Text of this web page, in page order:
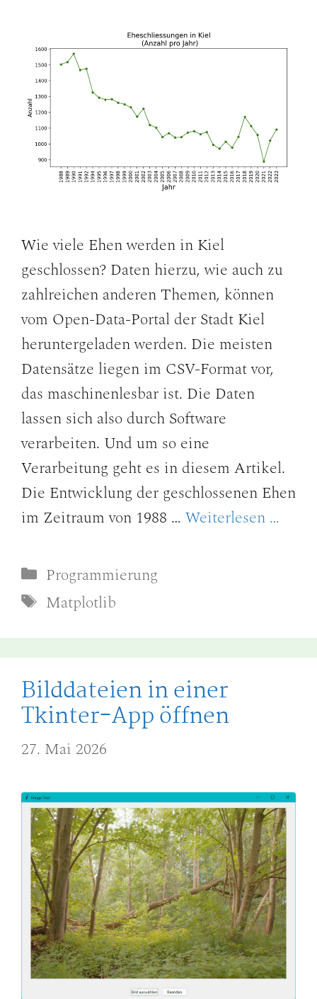
Wie viele Ehen werden in Kiel
geschlossen? Daten hierzu, wie auch zu
zahlreichen anderen Themen, können
vom Open-Data-Portal der Stadt Kiel
heruntergeladen werden. Die meisten
Datensätze liegen im CSV-Format vor,
das maschinenlesbar ist. Die Daten
lassen sich also durch Software
verarbeiten. Und um so eine
Verarbeitung geht es in diesem Artikel.
Die Entwicklung der geschlossenen Ehen
im Zeitraum von 1988 … Weiterlesen …
Kategorien
Programmierung
Schlagwörter
Matplotlib
Bilddateien in einer
Tkinter-App öffnen
27. Mai 2026